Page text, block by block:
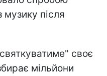
музику після
своє
мільйони